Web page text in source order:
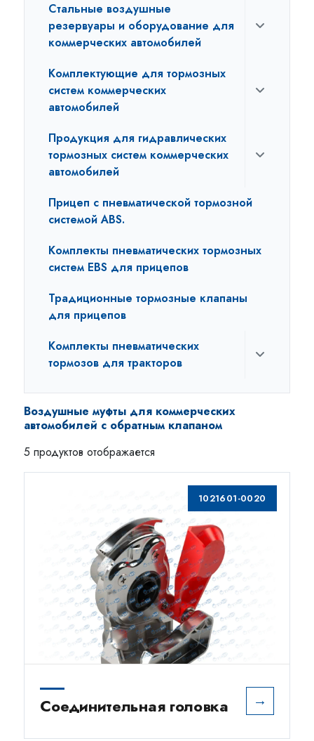
Стальные воздушные
резервуары и оборудование для
коммерческих автомобилей
Комплектующие для тормозных
систем коммерческих
автомобилей
Продукция для гидравлических
тормозных систем коммерческих
автомобилей
Прицеп с пневматической тормозной
системой ABS.
Комплекты пневматических тормозных
систем EBS для прицепов
Традиционные тормозные клапаны
для прицепов
Комплекты пневматических
тормозов для тракторов
Воздушные муфты для коммерческих
автомобилей с обратным клапаном
5 продуктов отображается
1021601-0020
Соединительная головка →